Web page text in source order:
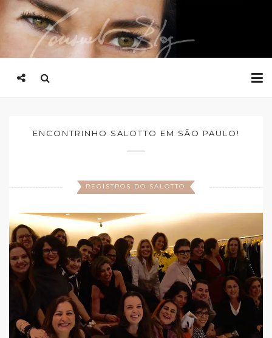
ENCONTRINHO SALOTTO EM SÃO PAULO!
REGISTROS DO SALOTTO